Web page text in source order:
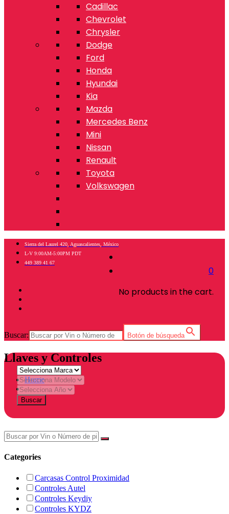
Cadillac
Chevrolet
Chrysler
Dodge
Ford
Honda
Hyundai
Kia
Mazda
Mercedes Benz
Mini
Nissan
Renault
Toyota
Volkswagen
0
No products in the cart.
Sierra del Laurel 420, Aguascalientes, México
L-V 9:00AM-5:00PM PDT
449 389 41 67
Buscar: Botón de búsqueda
Llaves y Controles
Home
Tienda
Buscar
Categories
Carcasas Control Proximidad
Controles Autel
Controles Keydiy
Controles KYDZ